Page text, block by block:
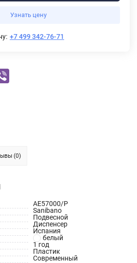
Узнать цену
+7 499 342-76-71
(0)
AE57000/P
Sanibano
Подвесной
Диспенсер
Испания
белый
1 год
Пластик
Современный